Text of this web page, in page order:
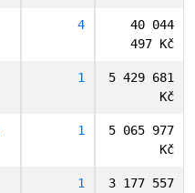
4
40 044
497 Kč
1
5 429 681
Kč
1
5 065 977
Kč
1
3 177 557